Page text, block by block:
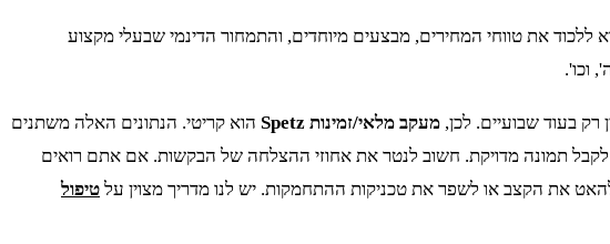
ללכוד את טווחי המחירים, מבצעים מיוחדים, והתמחור הדינמי שבעלי מקצוע
בעוד שבועיים. לכן, מעקב מלאי/זמינות Spetz
הוא קריטי. הנתונים האלה משתנים
לקבל תמונה מדויקת. חשוב לנטר את אחוזי ההצלחה של הבקשות. אם אתם רואים
טיפול